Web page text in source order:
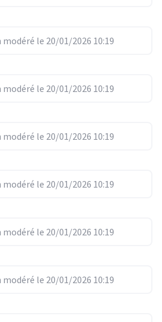
le 20/01/2026 10:19
le 20/01/2026 10:19
le 20/01/2026 10:19
le 20/01/2026 10:19
le 20/01/2026 10:19
le 20/01/2026 10:19